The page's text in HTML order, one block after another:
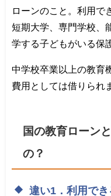
ローンのこと。利用で
短期大学、専門学校、
学する子どもがいる保
中学校卒業以上の教育
費用としては借りられ
国の教育ローン
の？
違い1．利用でき